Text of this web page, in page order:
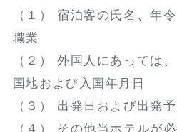
（１） 宿泊客の氏名、年
職業
（２） 外国人にあっては
国地および入国年月日
（３） 出発日および出発
（４） その他当ホテルが